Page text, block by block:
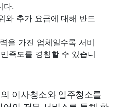
다.
와 추가 요금에 대해 반드
을 가진 업체일수록 서비
족도를 경험할 수 있습니
이사청소와 입주청소를